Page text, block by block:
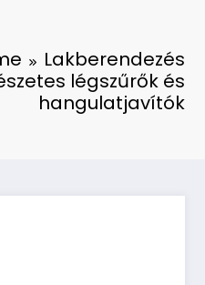
Lakberendezés
légszűrők és
hangulatjavítók